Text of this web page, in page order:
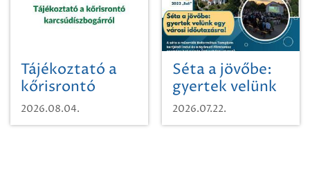
Tájékoztató a
kőrisrontó
karcsúdíszbogárról
2026.08.04.
Séta a jövőbe:
gyertek velünk
egy városi
időutazásra!
2026.07.22.